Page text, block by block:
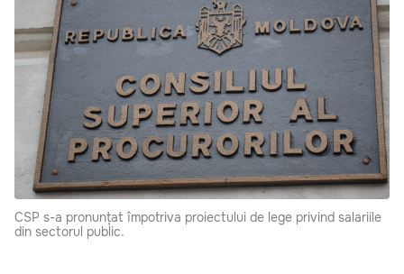
CSP s-a pronunțat împotriva proiectului de lege privind salariile
din sectorul public.